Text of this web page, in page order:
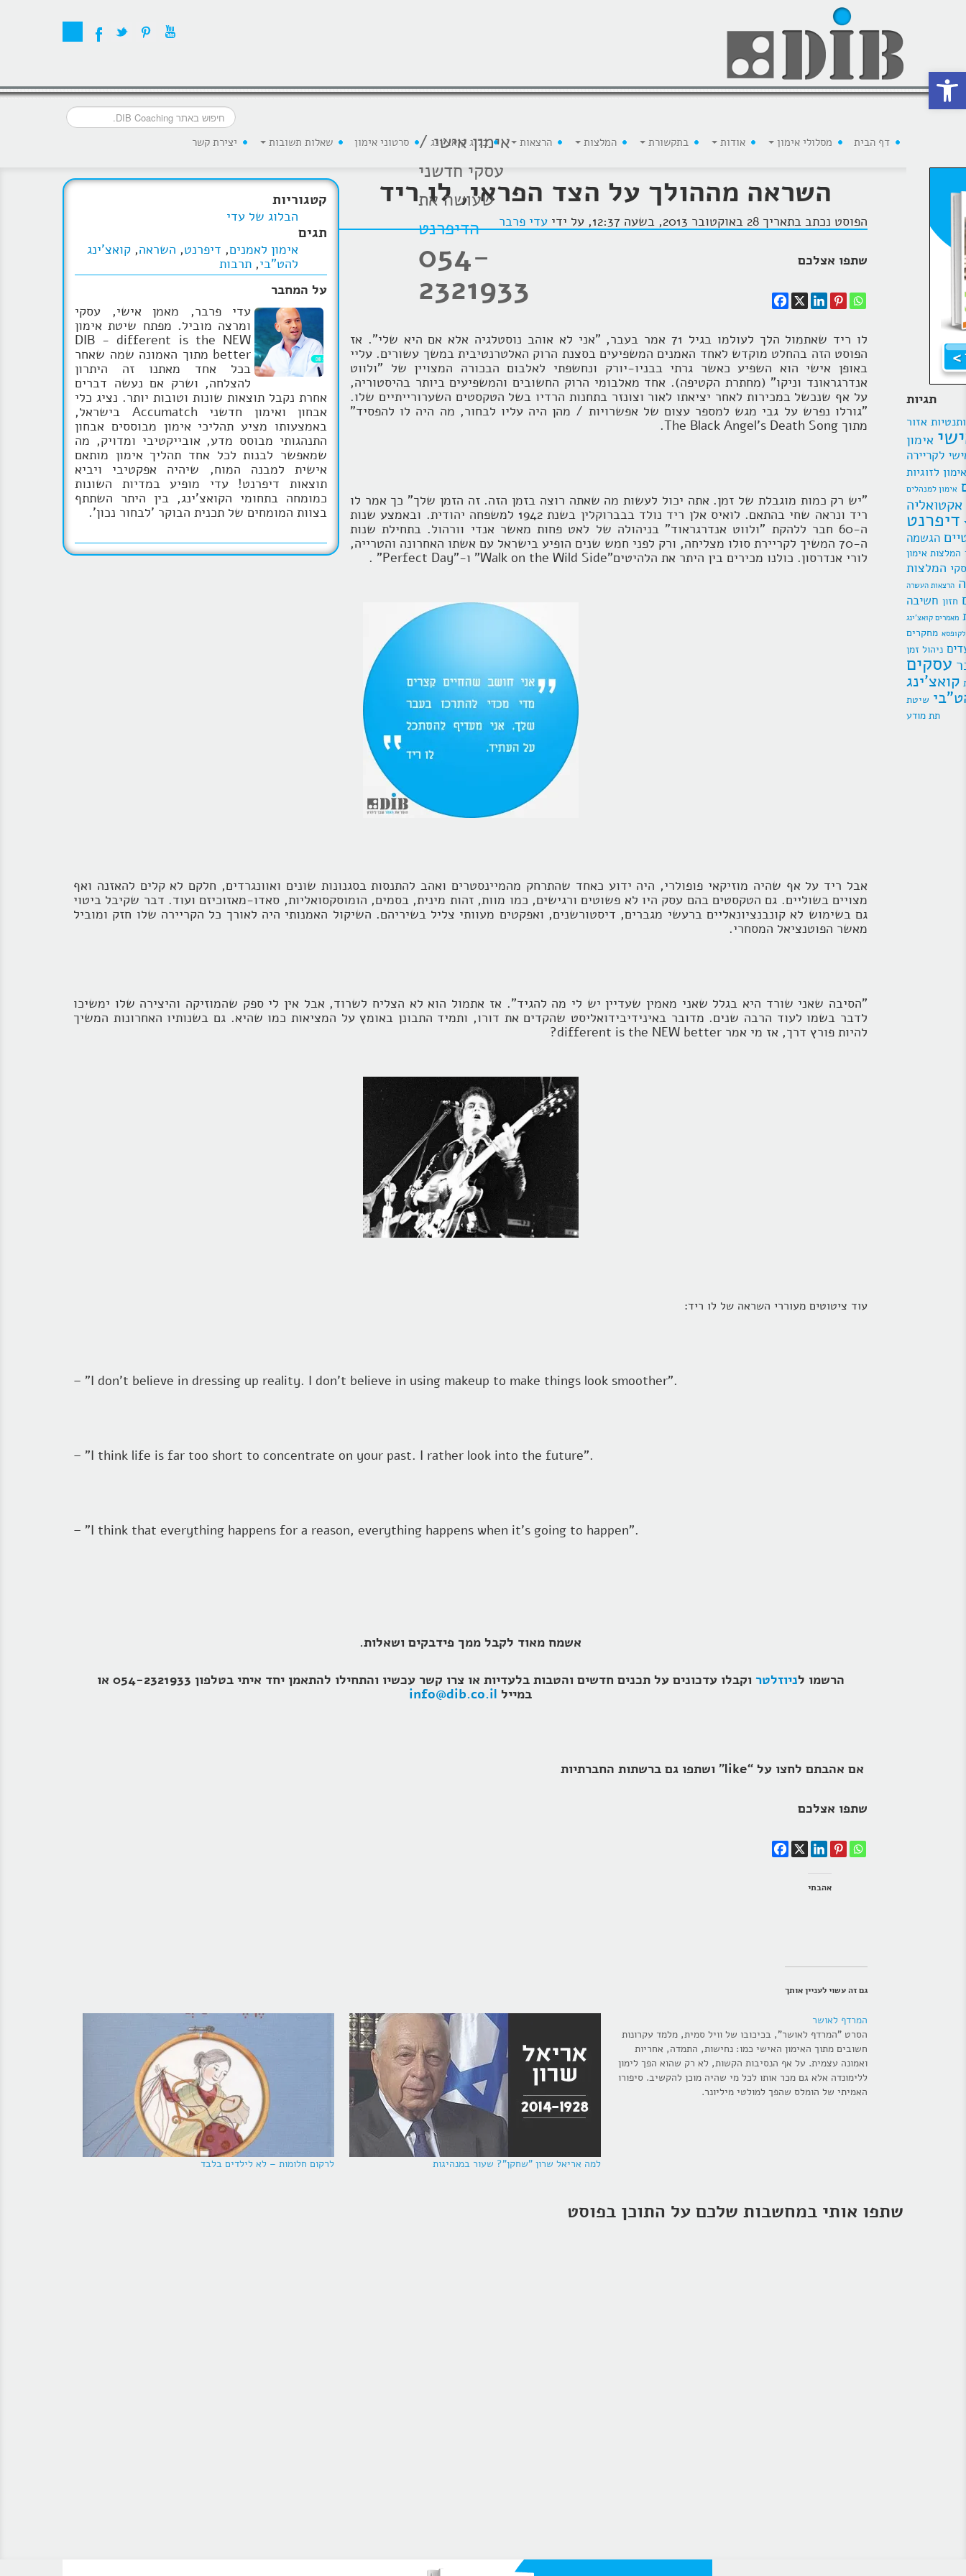
אימון אישי /
עסקי חדשני
שעושה את
הדיפרנט
054-
2321933
דף הבית מסלולי אימון אודות בתקשורת המלצות הרצאות בלוג קואצ'ינג סרטוני אימון שאלות תשובות יצירת קשר
תגיות
אזור
אימון
לקריירה
אימון לזוגיות
אימון למנהלים
אקטואליה
דיפרנט
הגשמה
המלצות אימון
המלצות
הרצאות העשרה
חזון חשיבה
מאמרים קואצ'ינג
מחקרים
ניהול זמן
עסקים
קואצ'ינג
תת מודע
קטגוריות
הבלוג של עדי
תגים
אימון לאמנים, דיפרנט, השראה, קואצ'ינג
להט"בי, תרבות
על המחבר
עדי פרבר, מאמן אישי, עסקי
ומרצה מוביל. מפתח שיטת אימון
DIB - different is the NEW
better מתוך האמונה שמה שאחר
בכל אחד מאתנו זה היתרון
להצלחה, ושרק אם נעשה דברים
אחרת נקבל תוצאות שונות וטובות יותר. נציג כלי
אבחון ואימון חדשני Accumatch בישראל,
באמצעותו מציע תהליכי אימון מבוססים אבחון
התנהגותי מבוסס מדע, אובייקטיבי ומדויק, מה
שמאפשר לבנות לכל אחד תהליך אימון מותאם
אישית למבנה המוח, שיהיה אפקטיבי ויביא
תוצאות דיפרנט! עדי מופיע במדיות השונות
כמומחה בתחומי הקואצ'ינג, בין היתר השתתף
בצוות המומחים של תכנית הבוקר 'לבחור נכון'.
השראה מההולך על הצד הפראי, לו ריד
הפוסט נכתב בתאריך 28 באוקטובר 2013, בשעה 12:37, על ידי עדי פרבר
שתפו אצלכם
לו ריד שאתמול הלך לעולמו בגיל 71 אמר בעבר, "אני לא אוהב נוסטלגיה אלא אם היא שלי". אז
הפוסט הזה בהחלט מוקדש לאחד האמנים המשפיעים בסצנת הרוק האלטרנטיבית במשך עשורים. עליי
באופן אישי הוא השפיע כאשר גרתי בבניו-יורק ונחשפתי לאלבום הבכורה המצויין של "ולווט
אנדרגראונד וניקו" (מחתרת הקטיפה). אחד מאלבומי הרוק החשובים והמשפיעים ביותר בהיסטוריה,
על אף שנכשל במכירות לאחר יציאתו לאור וצונזר בתחנות הרדיו בשל הטקסטים השערורייתיים שלו.
"גורלו נפרש על גבי מגש למספר עצום של אפשרויות / מהן היה עליו לבחור, מה היה לו להפסיד"
מתוך The Black Angel's Death Song.
"יש רק כמות מוגבלת של זמן. אתה יכול לעשות מה שאתה רוצה בזמן הזה. זה הזמן שלך" כך אמר לו
ריד ונראה שחי בהתאם. לואיס אלן ריד נולד בבברוקלין בשנת 1942 למשפחה יהודית. ובאמצע שנות
ה-60 חבר ללהקת "ולווט אנדרגראוד" בניהולה של לאט פחות מאשר אנדי וורהול. בתחילת שנות
ה-70 המשיך לקריירת סולו מצליחה, ורק לפני חמש שנים הופיע בישראל עם אשתו האחרונה והטרייה,
לורי אנדרסון. כולנו מכירים בין היתר את הלהיטים"Walk on the Wild Side" ו-"Perfect Day" .
אבל ריד על אף שהיה מוזיקאי פופולרי, היה ידוע כאחד שהתרחק מהמיינסטרים ואהב להתנסות בסגנונות שונים ואוונגרדים, חלקם לא קלים להאזנה ואף
מצויים בשוליים. גם הטקסטים בהם עסק היו לא פשוטים ורגישים, כמו מוות, זהות מינית, בסמים, הומוסקסואליות, סאדו-מאזוכיזם ועוד. דבר שקיבל ביטוי
גם בשימוש לא קונבנציונאליים ברעשי מגברים, דיסטורשנים, ואפקטים מעוותי צליל בשיריהם. השיקול האמנותי היה לאורך כל הקריירה שלו חזק ומוביל
מאשר הפוטנציאל המסחרי.
"הסיבה שאני שורד היא בגלל שאני מאמין שעדיין יש לי מה להגיד". אז אתמול הוא לא הצליח לשרוד, אבל אין לי ספק שהמוזיקה והיצירה שלו ימשיכו
לדבר בשמו לעוד הרבה שנים. מדובר באינידיבידואליסט שהקדים את דורו, ותמיד התבונן באומץ על המציאות כמו שהיא. גם בשנותיו האחרונות המשיך
להיות פורץ דרך, אז מי אמר different is the NEW better?
עוד ציטוטים מעוררי השראה של לו ריד:
."I don't believe in dressing up reality. I don't believe in using makeup to make things look smoother" –
– "I think life is far too short to concentrate on your past. I rather look into the future".
."I think that everything happens for a reason, everything happens when it's going to happen" –
אשמח מאוד לקבל ממך פידבקים ושאלות.
הרשמו לניוזלטר
וקבלו עדכונים על תכנים חדשים והטבות בלעדיות או צרו קשר עכשיו והתחילו להתאמן יחד איתי בטלפון 054-2321933 או
במייל info@dib.co.il
אם אהבתם לחצו על “like” ושתפו גם ברשתות החברתיות
שתפו אצלכם
אהבתי
גם זה עשוי לעניין אותך
המרדף לאושר
הסרט "המרדף לאושר", בכיכובו של וויל סמית, מלמד עקרונות
חשובים מתוך האימון האישי כמו: נחישות, התמדה, אחריות
ואמונה עצמית. על אף הנסיבות הקשות, לא רק שהוא הפך לימון
ללימונדה אלא גם מכר אותו לכל מי שהיה מוכן להקשיב. סיפורו
האמיתי של הומלס שהפך למולטי מיליונר.
למה אריאל שרון "שחקן"? שעור במנהיגות לרקום חלומות – לא לילדים בלבד
שתפו אותי במחשבות שלכם על התוכן בפוסט